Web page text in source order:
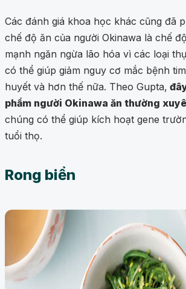
Các đánh giá khoa học khác cũng đã
chế độ ăn của người Okinawa là chế
mạnh ngăn ngừa lão hóa vì các loại
có thể giúp giảm nguy cơ mắc bệnh
huyết và hơn thế nữa. Theo Gupta,
phẩm người Okinawa ăn thường
chúng có thể giúp kích hoạt gene
tuổi thọ.
Rong biển